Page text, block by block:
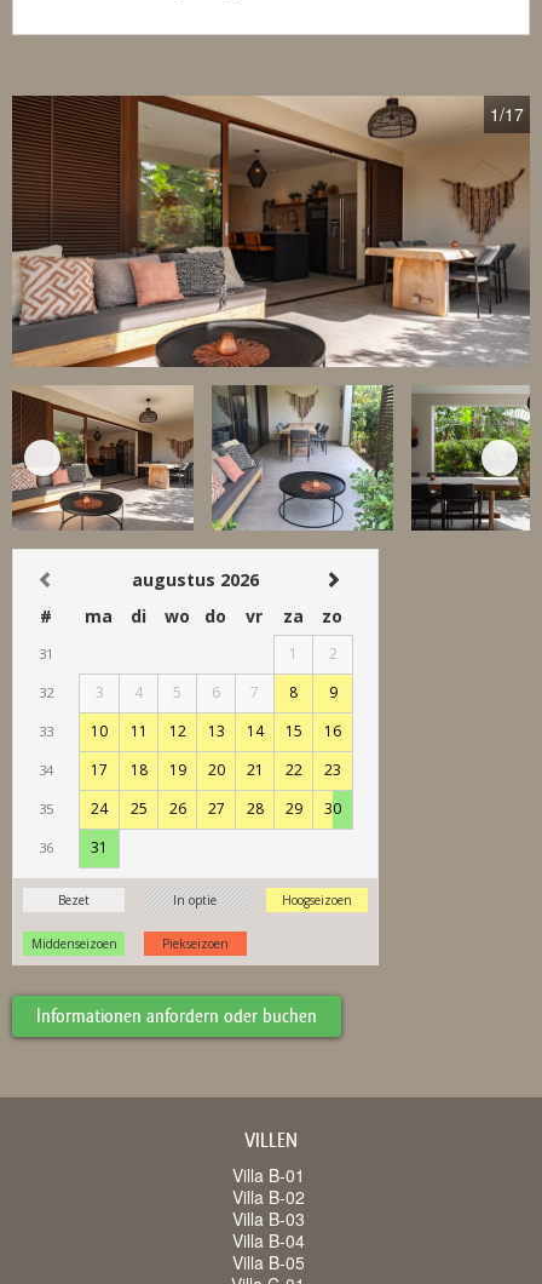
1/17
Informationen anfordern oder buchen
VILLEN
Villa B-01
Villa B-02
Villa B-03
Villa B-04
Villa B-05